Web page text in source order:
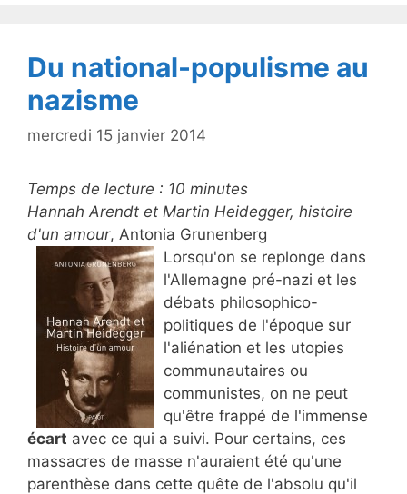
Du national-populisme au
nazisme
mercredi 15 janvier 2014
Temps de lecture : 10 minutes
Hannah Arendt et Martin Heidegger, histoire
d'un amour, Antonia Grunenberg
Lorsqu'on se replonge dans
l'Allemagne pré-nazi et les
débats philosophico-
politiques de l'époque sur
l'aliénation et les utopies
communautaires ou
communistes, on ne peut
qu'être frappé de l'immense
écart avec ce qui a suivi. Pour certains, ces
massacres de masse n'auraient été qu'une
parenthèse dans cette quête de l'absolu qu'il